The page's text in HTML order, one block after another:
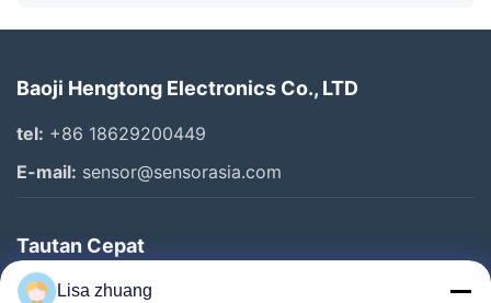
Baoji Hengtong Electronics Co., LTD
tel: +86 18629200449
E-mail: sensor@sensorasia.com
Tautan Cepat
RumahLisa zhuang